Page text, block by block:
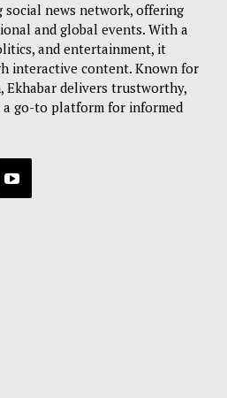
social news network, offering
and global events. With a
and entertainment, it
interactive content. Known for
Ekhabar delivers trustworthy,
a go-to platform for informed